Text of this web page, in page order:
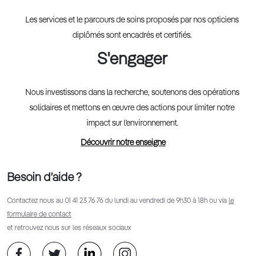
Les services et le parcours de soins proposés par nos opticiens
diplômés sont encadrés et certifiés.
S'engager
Nous investissons dans la recherche, soutenons des opérations
solidaires et mettons en œuvre des actions pour limiter notre
impact sur l’environnement.
Découvrir notre enseigne
Besoin d’aide ?
Contactez nous au 01 41 23 76 76 du lundi au vendredi de 9h30 à 18h ou via le
formulaire de contact
et retrouvez nous sur les réseaux sociaux